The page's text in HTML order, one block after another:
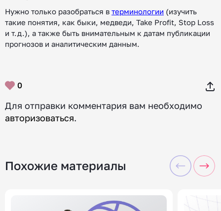
Нужно только разобраться в терминологии (изучить
такие понятия, как быки, медведи, Take Profit, Stop Loss
и т.д.), а также быть внимательным к датам публикации
прогнозов и аналитическим данным.
0
Для отправки комментария вам необходимо
авторизоваться.
Похожие материалы